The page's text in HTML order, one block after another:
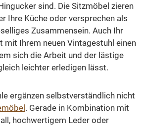
sind. Die Sitzmöbel zieren
Ihre Küche oder versprechen als
Zusammensein. Auch Ihr
mit Ihrem neuen Vintagestuhl einen
sich die Arbeit und der lästige
leichter erledigen lässt.
ergänzen selbstverständlich nicht
. Gerade in Kombination mit
hochwertigem Leder oder